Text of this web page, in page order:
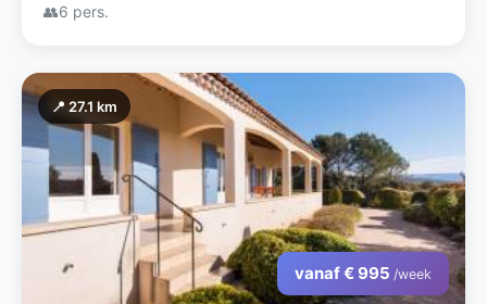
👥6 pers.
📍 27.1 km
vanaf € 995 /week